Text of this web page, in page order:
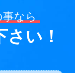
なら
い！